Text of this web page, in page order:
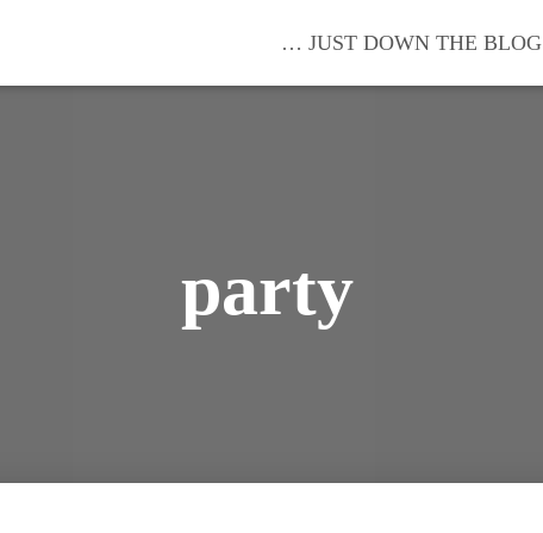
… JUST DOWN THE BLOG
party